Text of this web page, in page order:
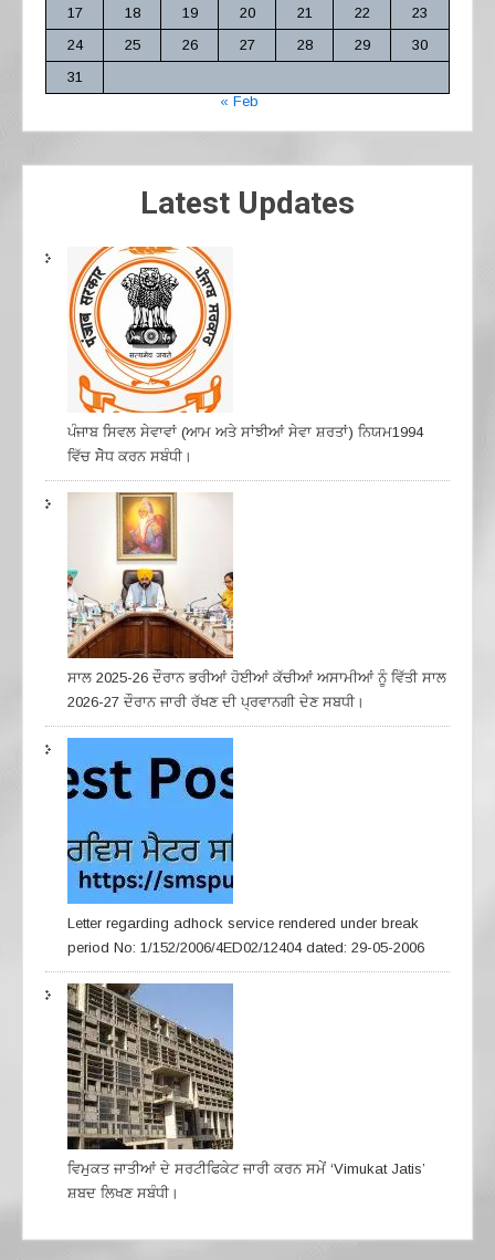
17
18 19 20 21 22
23
24
25 26 27 28 29
30
31
« Feb
Latest Updates
ਪੰਜਾਬ ਸਿਵਲ ਸੇਵਾਵਾਂ (ਆਮ ਅਤੇ ਸਾਂਝੀਆਂ ਸੇਵਾ ਸ਼ਰਤਾਂ) ਨਿਯਮ1994
ਵਿੱਚ ਸੇੋਧ ਕਰਨ ਸਬੰਧੀ।
ਸਾਲ 2025-26 ਦੌਰਾਨ ਭਰੀਆਂ ਹੋਈਆਂ ਕੱਚੀਆਂ ਅਸਾਮੀਆਂ ਨੂੰ ਵਿੱਤੀ ਸਾਲ
2026-27 ਦੌਰਾਨ ਜਾਰੀ ਰੱਖਣ ਦੀ ਪ੍ਰਵਾਨਗੀ ਦੇਣ ਸਬਧੀ।
Letter regarding adhock service rendered under break
period No: 1/152/2006/4ED02/12404 dated: 29-05-2006
ਵਿਮੁਕਤ ਜਾਤੀਆਂ ਦੇ ਸਰਟੀਫਿਕੇਟ ਜਾਰੀ ਕਰਨ ਸਮੇਂ ‘Vimukat Jatis’
ਸ਼ਬਦ ਲਿਖਣ ਸਬੰਧੀ।